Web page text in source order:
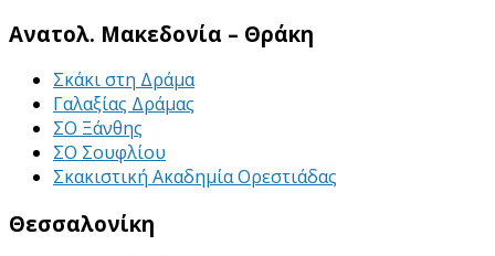
Ανατολ. Μακεδονία – Θράκη
Σκάκι στη Δράμα
Γαλαξίας Δράμας
ΣΟ Ξάνθης
ΣΟ Σουφλίου
Σκακιστική Ακαδημία Ορεστιάδας
Θεσσαλονίκη